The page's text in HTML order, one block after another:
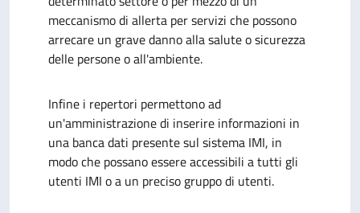
meccanismo di allerta per servizi che possono
arrecare un grave danno alla salute o sicurezza
delle persone o all'ambiente.
Infine i repertori permettono ad
un'amministrazione di inserire informazioni in
una banca dati presente sul sistema IMI, in
modo che possano essere accessibili a tutti gli
utenti IMI o a un preciso gruppo di utenti.